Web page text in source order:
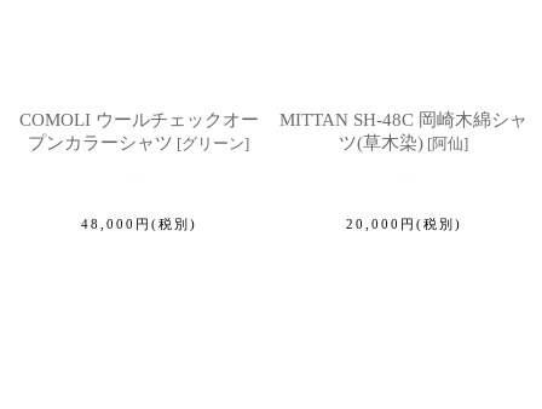
COMOLI ウールチェックオー
プンカラーシャツ [グリーン]
48,000 円 (税別)
MITTAN SH-48C 岡崎木綿シャ
ツ(草木染) [阿仙]
20,000 円 (税別)